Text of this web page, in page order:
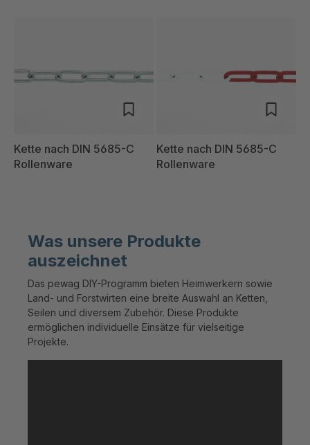
Kette nach DIN 5685-C
Rollenware
Kette nach DIN 5685-C
Rollenware
Was unsere Produkte
auszeichnet
Das pewag DIY-Programm bieten Heimwerkern sowie
Land- und Forstwirten eine breite Auswahl an Ketten,
Seilen und diversem Zubehör. Diese Produkte
ermöglichen individuelle Einsätze für vielseitige
Projekte.